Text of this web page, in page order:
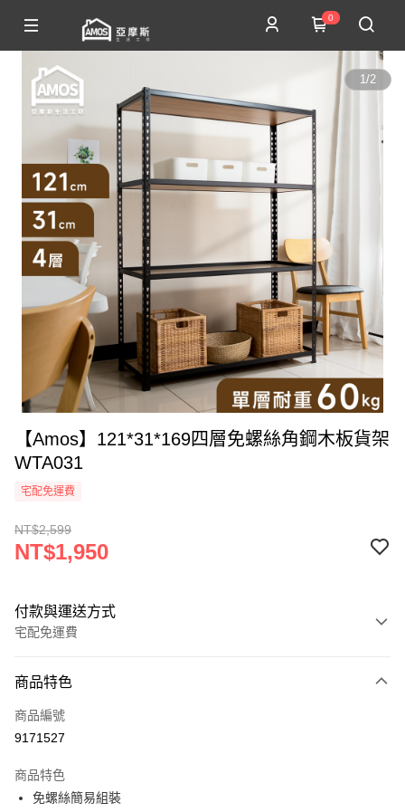
0
1/2
【Amos】121*31*169四層免螺絲角鋼木板貨架
WTA031
宅配免運費
NT$2,599
NT$1,950
付款與運送方式
宅配免運費
信用卡一次付款
LINE Pay
全盈+PAY
商品特色
商品編號
9171527
商品特色
免螺絲簡易組裝